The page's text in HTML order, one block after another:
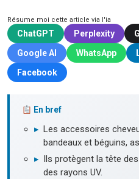
Résume moi cette article via l'ia
ChatGPT Perplexity
Google AI
WhatsApp
Facebook
En bref
▸ Les accessoires
bandeaux et béguins,
▸
Ils protègent la tête
des rayons UV.